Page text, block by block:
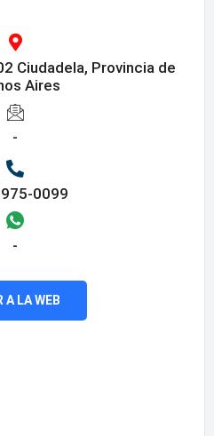
Ciudadela, Provincia de
Aires
-
0099
-
A LA WEB